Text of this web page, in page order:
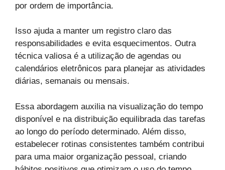
por ordem de importância.
Isso ajuda a manter um registro claro das
responsabilidades e evita esquecimentos. Outra
técnica valiosa é a utilização de agendas ou
calendários eletrônicos para planejar as atividades
diárias, semanais ou mensais.
Essa abordagem auxilia na visualização do tempo
disponível e na distribuição equilibrada das tarefas
ao longo do período determinado. Além disso,
estabelecer rotinas consistentes também contribui
para uma maior organização pessoal, criando